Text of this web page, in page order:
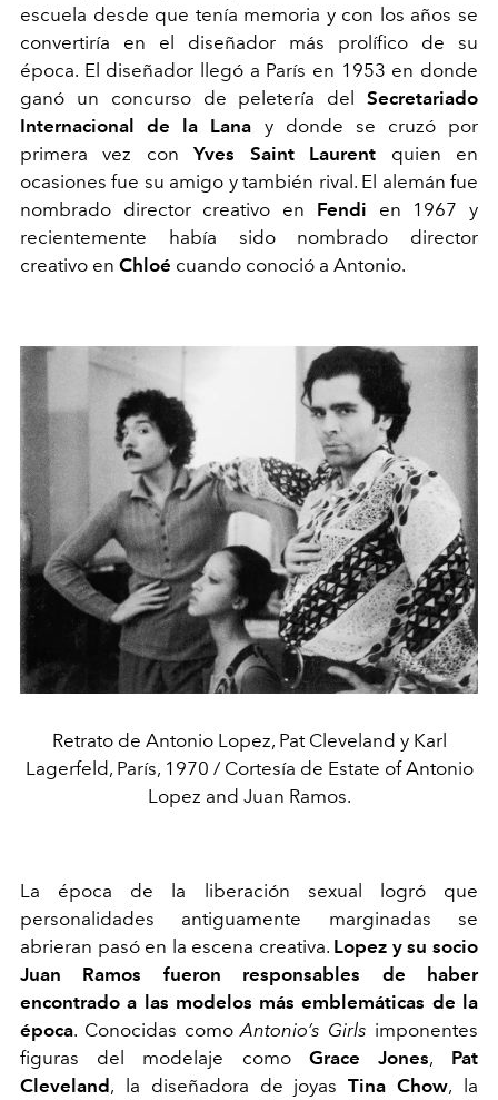
escuela desde que tenía memoria y con los años se
convertiría en el diseñador más prolífico de su
época. El diseñador llegó a París en 1953 en donde
ganó un concurso de peletería del Secretariado
Internacional de la Lana y donde se cruzó por
primera vez conYves Saint Laurent quien en
ocasiones fue su amigo y también rival. El alemán fue
nombrado director creativo en Fendi en 1967 y
recientemente había sido nombrado director
creativo en Chloé cuando conoció a Antonio.
Retrato de Antonio Lopez, Pat Cleveland y Karl
Lagerfeld, París, 1970 / Cortesía de Estate of Antonio
Lopez and Juan Ramos.
La época de la liberación sexual logró que
personalidades antiguamente marginadas se
abrieran pasó en la escena creativa. Lopez y su socio
Juan Ramos fueron responsables de haber
encontrado a las modelos más emblemáticas de la
época. Conocidas comoAntonio’s Girls imponentes
figuras del modelaje como Grace Jones, Pat
Cleveland, la diseñadora de joyas Tina Chow, la